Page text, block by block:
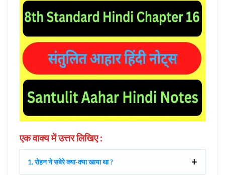
एक वाक्य में उत्तर लिखिए :
1. रोहन ने सबेरे क्या-क्या खाया था ?